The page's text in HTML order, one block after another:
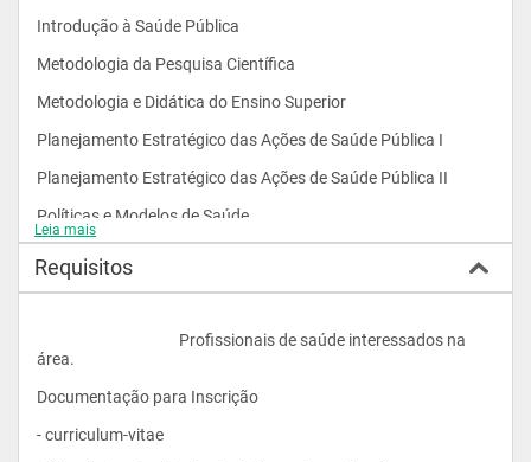
Introdução à Saúde Pública
Metodologia da Pesquisa Científica
Metodologia e Didática do Ensino Superior
Planejamento Estratégico das Ações de Saúde Pública I
Planejamento Estratégico das Ações de Saúde Pública II
Políticas e Modelos de Saúde
Vigilância Epidemiológica e Sanitária
Leia mais
Requisitos
área.
Documentação para Inscrição
- curriculum-vitae